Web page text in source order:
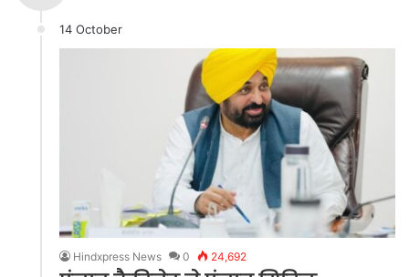
14 October
Hindxpress News 0 24,692